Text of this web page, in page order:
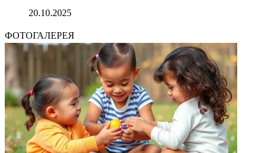
20.10.2025
ФОТОГАЛЕРЕЯ